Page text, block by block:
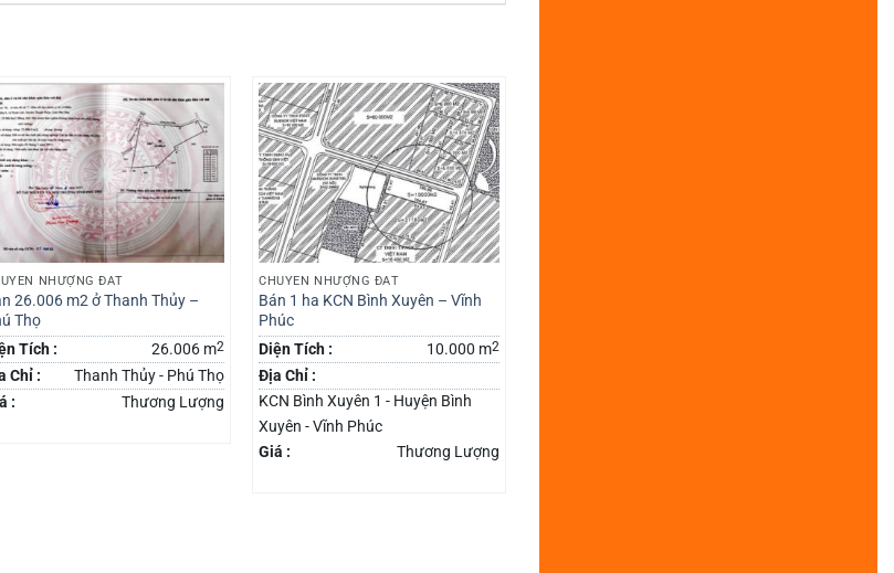
NHƯỢNG ĐẤT
26.006 m2 ở Thanh Thủy –
Thọ
Tích :
26.006 m2
Chỉ :
Thanh Thủy - Phú Thọ
:
Thương Lượng
CHUYỂN NHƯỢNG ĐẤT
Bán 1 ha KCN Bình Xuyên – Vĩnh
Phúc
Diện Tích :
10.000 m2
Địa Chỉ :
KCN Bình Xuyên 1 - Huyện Bình
Xuyên - Vĩnh Phúc
Giá :
Thương Lượng